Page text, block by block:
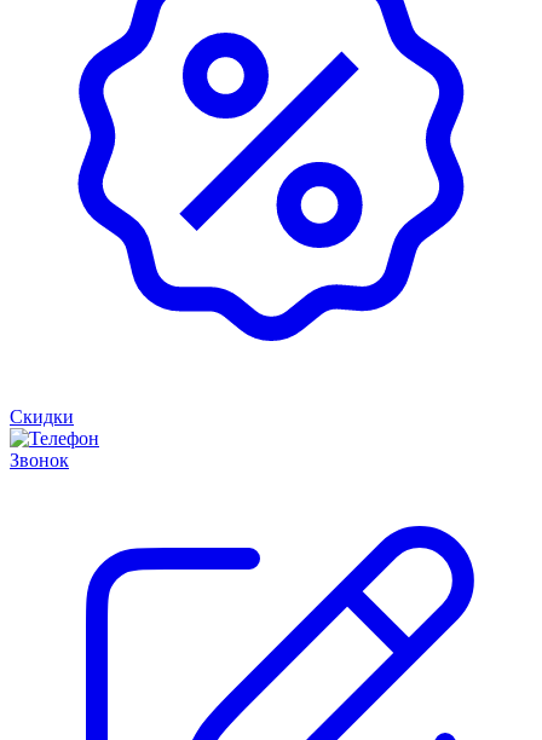
Скидки
Звонок